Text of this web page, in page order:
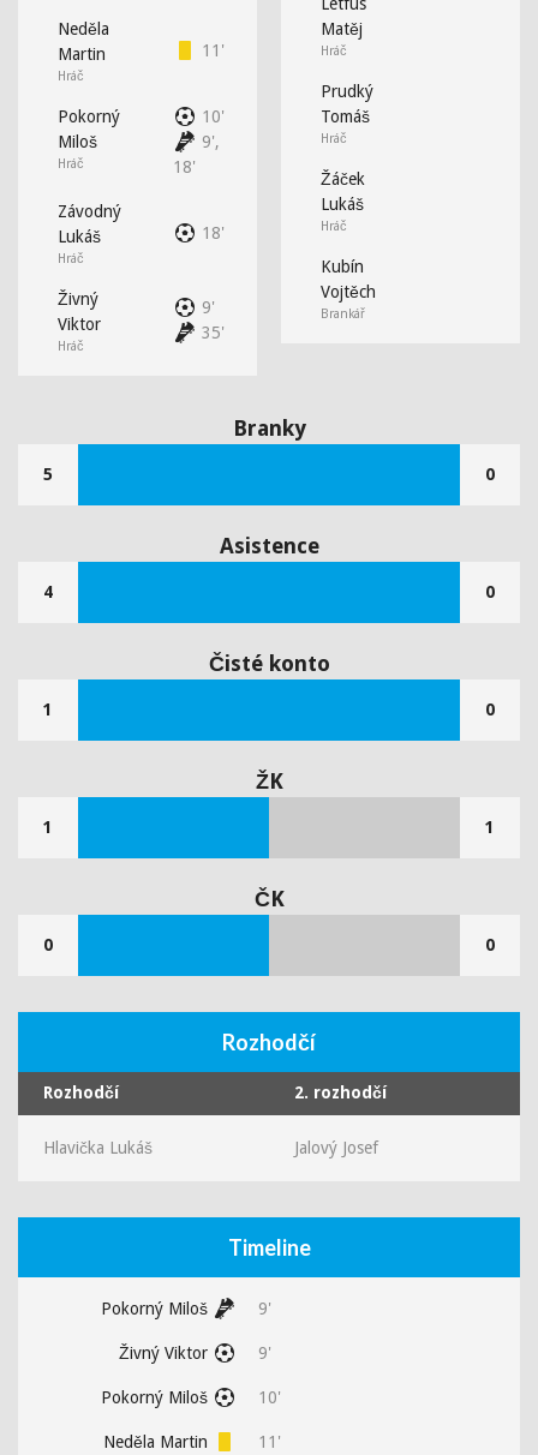
Neděla
Martin
Hráč
11'
Pokorný
Miloš
Hráč
10'
9',
18'
Závodný
Lukáš
Hráč
18'
Živný
Viktor
Hráč
9'
35'
Matěj
Hráč
Prudký
Tomáš
Hráč
Žáček
Lukáš
Hráč
Kubín
Vojtěch
Brankář
Branky
5 0
Asistence
4 0
Čisté konto
1 0
ŽK
1 1
ČK
0 0
Rozhodčí
Rozhodčí 2. rozhodčí
Hlavička Lukáš Jalový Josef
Timeline
Pokorný Miloš 9'
Živný Viktor 9'
Pokorný Miloš 10'
Neděla Martin 11'